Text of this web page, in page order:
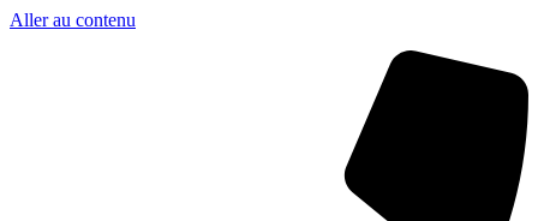
Aller au contenu